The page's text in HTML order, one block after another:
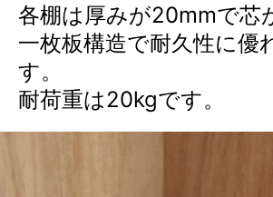
各棚は厚みが20mmで芯
一枚板構造で耐久性に優
す。
耐荷重は20kgです。